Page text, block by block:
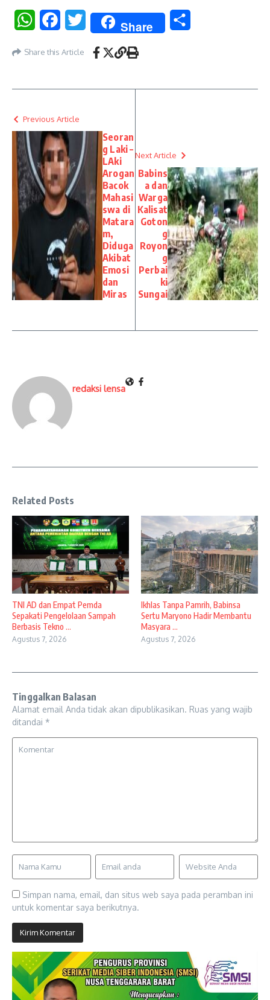
WhatsAppFacebookTwitter Share
Share this Article
Previous Article
Seoran
g Laki –
LAki
Arogan
Bacok
Mahasi
swa di
Matara
m,
Diduga
Akibat
Emosi
dan
Miras
Next Article
Babins
a dan
Warga
Kalisat
Goton
g
Royon
g
Perbai
ki
Sungai
redaksi lensa
Related Posts
TNI AD dan Empat Pemda
Sepakati Pengelolaan Sampah
Berbasis Tekno ...
Agustus 7, 2026
Ikhlas Tanpa Pamrih, Babinsa
Sertu Maryono Hadir Membantu
Masyara ...
Agustus 7, 2026
Tinggalkan Balasan
Alamat email Anda tidak akan dipublikasikan. Ruas yang wajib
ditandai *
Simpan nama, email, dan situs web saya pada peramban ini
untuk komentar saya berikutnya.